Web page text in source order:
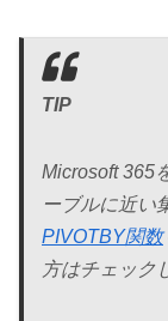
TIP
Microsoft 365
ーブルに近い
PIVOTBY関数
方はチェック